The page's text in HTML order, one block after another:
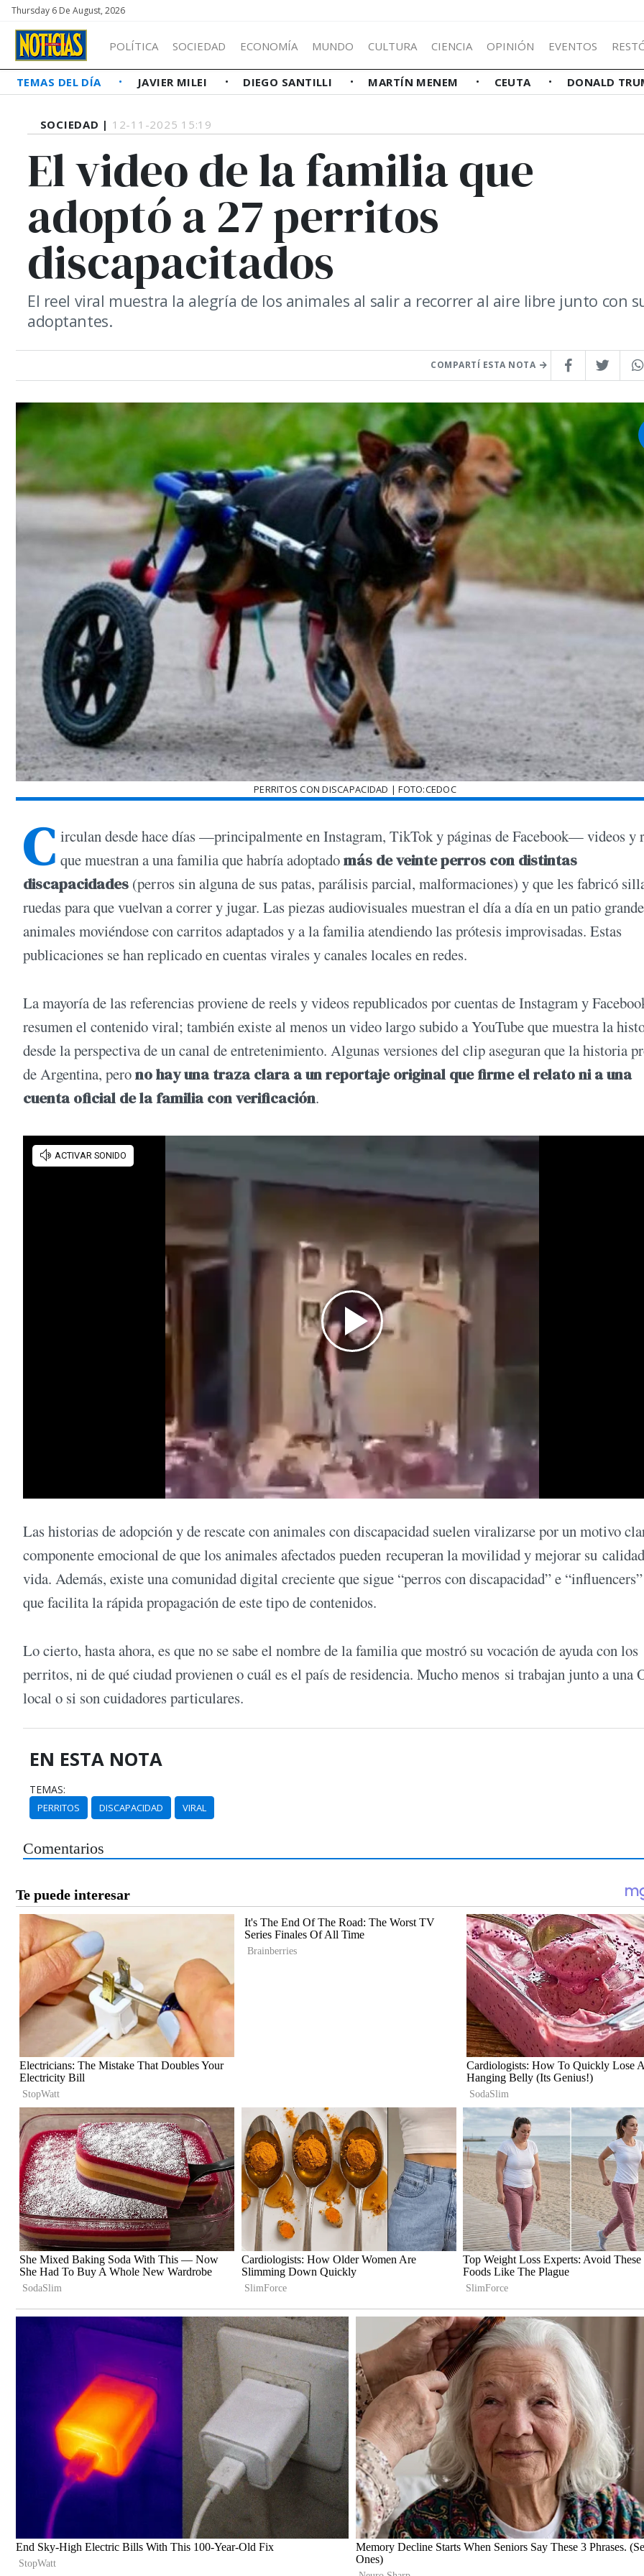
Thursday 6 De August, 2026
POLÍTICA SOCIEDAD ECONOMÍA MUNDO CULTURA CIENCIA OPINIÓN EVENTOS
TEMAS DEL DÍA JAVIER MILEI DIEGO SANTILLI MARTÍN MENEM CEUTA DONALD
SOCIEDAD | 12-11-2025 15:19
El video de la familia que
adoptó a 27 perritos
discapacitados
El reel viral muestra la alegría de los animales al salir a recorrer al aire libre junto con
adoptantes.
COMPARTÍ ESTA NOTA
PERRITOS CON DISCAPACIDAD | FOTO:CEDOC
C irculan desde hace días —principalmente en Instagram, TikTok y páginas de Facebook— videos y
que muestran a una familia que habría adoptadomás de veinte perros con distintas
discapacidades (perros sin alguna de sus patas, parálisis parcial, malformaciones) y que les fabricó
ruedas para que vuelvan a correr y jugar. Las piezas audiovisuales muestran el día a día en un patio
animales moviéndose con carritos adaptados y a la familia atendiendo las prótesis improvisadas. Estas
publicaciones se han replicado en cuentas virales y canales locales en redes.
La mayoría de las referencias proviene de reels y videos republicados por cuentas de Instagram y
resumen el contenido viral; también existe al menos un video largo subido a YouTube que muestra la
desde la perspectiva de un canal de entretenimiento. Algunas versiones del clip aseguran que la historia
de Argentina, perono hay una traza clara a un reportaje original que firme el relato ni a una
cuenta oficial de la familia con verificación.
Las historias de adopción y de rescate con animales con discapacidad suelen viralizarse por un motivo
componente emocional de que los animales afectados pueden recuperan la movilidad y mejorar su
vida. Además, existe una comunidad digital creciente que sigue “perros con discapacidad” e
que facilita la rápida propagación de este tipo de contenidos.
Lo cierto, hasta ahora, es que no se sabe el nombre de la familia que mostró su vocación de ayuda con los
perritos, ni de qué ciudad provienen o cuál es el país de residencia. Mucho menos si trabajan junto a una
local o si son cuidadores particulares.
EN ESTA NOTA
TEMAS:
PERRITOS DISCAPACIDAD VIRAL
Comentarios